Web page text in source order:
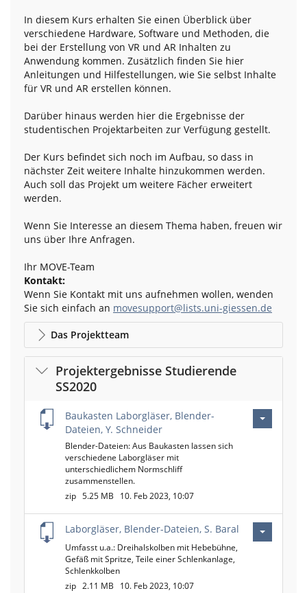
In diesem Kurs erhalten Sie einen Überblick über
verschiedene Hardware, Software und Methoden, die
bei der Erstellung von VR und AR Inhalten zu
Anwendung kommen. Zusätzlich finden Sie hier
Anleitungen und Hilfestellungen, wie Sie selbst Inhalte
für VR und AR erstellen können.
Darüber hinaus werden hier die Ergebnisse der
studentischen Projektarbeiten zur Verfügung gestellt.
Der Kurs befindet sich noch im Aufbau, so dass in
nächster Zeit weitere Inhalte hinzukommen werden.
Auch soll das Projekt um weitere Fächer erweitert
werden.
Wenn Sie Interesse an diesem Thema haben, freuen wir
uns über Ihre Anfragen.
Ihr MOVE-Team
Kontakt:
Wenn Sie Kontakt mit uns aufnehmen wollen, wenden
Sie sich einfach an movesupport@lists.uni-giessen.de
Das Projektteam
Projektergebnisse Studierende
SS2020
Baukasten Laborgläser, Blender-
Dateien, Y. Schneider
Blender-Dateien: Aus Baukasten lassen sich
verschiedene Laborgläser mit
unterschiedlichem Normschliff
zusammenstellen.
zip 5.25 MB 10. Feb 2023, 10:07
Laborgläser, Blender-Dateien, S. Baral
Umfasst u.a.: Dreihalskolben mit Hebebühne,
Gefäß mit Spritze, Teile einer Schlenkanlage,
Schlenkkolben
zip 2.11 MB 10. Feb 2023, 10:07